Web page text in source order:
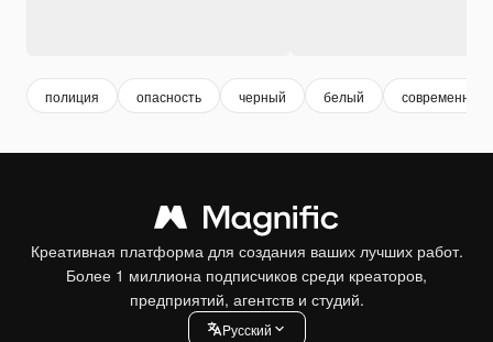
полиция опасность черный белый современный
Креативная платформа для создания ваших лучших работ.
Более 1 миллиона подписчиков среди креаторов,
предприятий, агентств и студий.
Pусский